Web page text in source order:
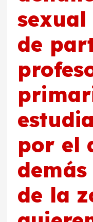
de
por el
demás
de la